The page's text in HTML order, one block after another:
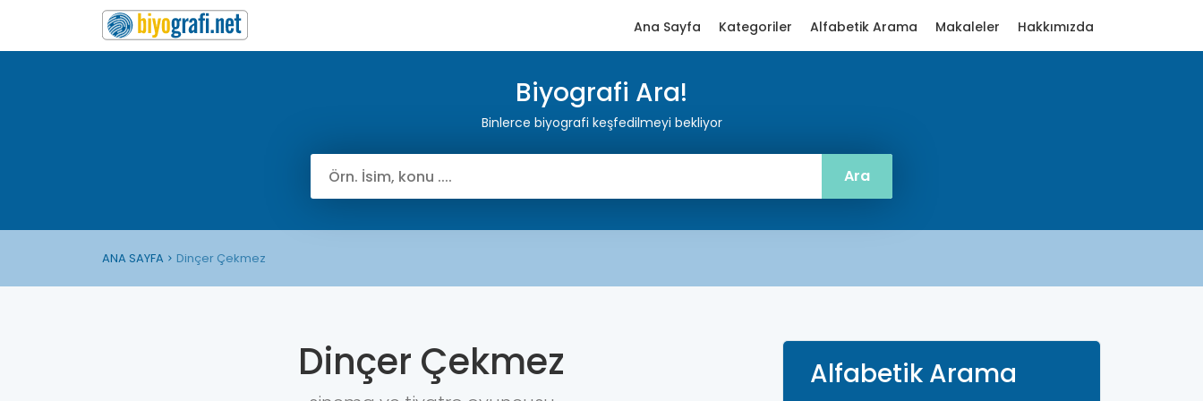
Ana Sayfa Kategoriler Alfabetik Arama Makaleler Hakkımızda
Biyografi Ara!
Binlerce biyografi keşfedilmeyi bekliyor
ANA SAYFA Dinçer Çekmez
Dinçer Çekmez Alfabetik Arama